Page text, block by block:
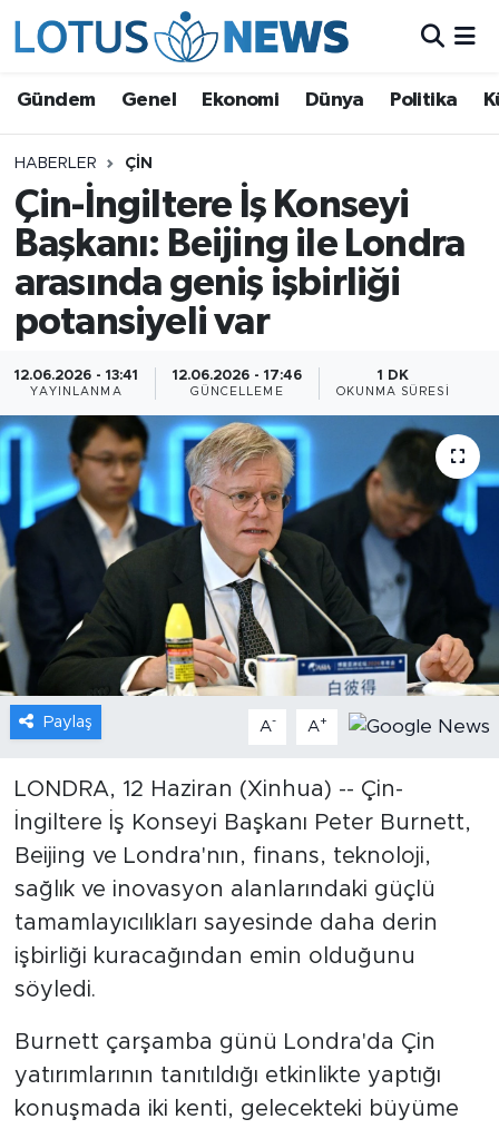
Gündem Genel Ekonomi Dünya Politika
HABERLER ÇIN
Çin-İngiltere İş Konseyi
Başkanı: Beijing ile Londra
arasında geniş işbirliği
potansiyeli var
12.06.2026 - 13:41
YAYINLANMA
12.06.2026 - 17:46
GÜNCELLEME
1 DK
OKUNMA SÜRESI
Paylaş A- A+
LONDRA, 12 Haziran (Xinhua) -- Çin-
İngiltere İş Konseyi Başkanı Peter Burnett,
Beijing ve Londra'nın, finans, teknoloji,
sağlık ve inovasyon alanlarındaki güçlü
tamamlayıcılıkları sayesinde daha derin
işbirliği kuracağından emin olduğunu
söyledi.
Burnett çarşamba günü Londra'da Çin
yatırımlarının tanıtıldığı etkinlikte yaptığı
konuşmada iki kenti, gelecekteki büyüme
Ekonomi
Dünya
Politika
Kültür - Sanat ve Tarih
Yaşam
Bilim ve Teknoloji
Çin Fuarları
Gündem
Video
Sağlık
Foto Haber
Xinhua Türkiye
Seyahat